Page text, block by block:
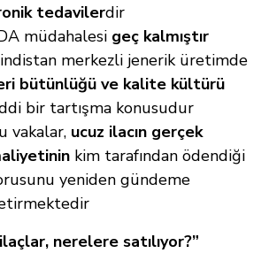
tedavilerdir
müdahalesi geç kalmıştır
merkezli jenerik üretimde
bütünlüğü ve kalite kültürü
bir tartışma konusudur
vakalar, ucuz ilacın gerçek
kim tarafından ödendiği
yeniden gündeme
nerelere satılıyor?”